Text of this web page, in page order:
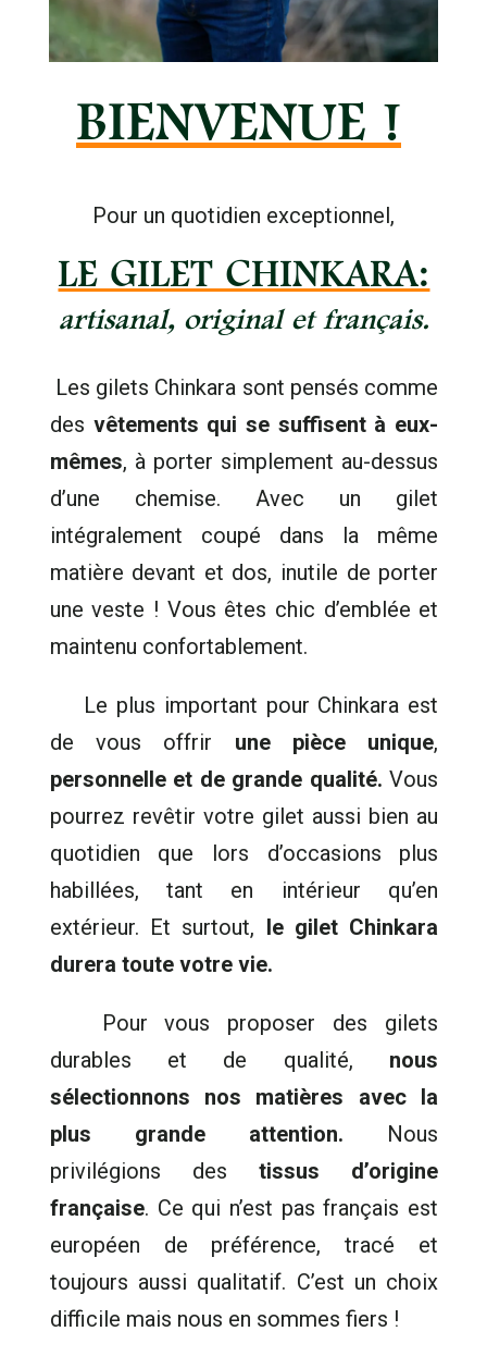
BIENVENUE !
Pour un quotidien exceptionnel,
LE GILET CHINKARA:
artisanal, original et français.
Les gilets Chinkara sont pensés comme
des vêtements qui se suffisent à eux-
mêmes, à porter simplement au-dessus
d’une chemise. Avec un gilet
intégralement coupé dans la même
matière devant et dos, inutile de porter
une veste ! Vous êtes chic d’emblée et
maintenu confortablement.
Le plus important pour Chinkara est
de vous offrir une pièce unique,
personnelle et de grande qualité. Vous
pourrez revêtir votre gilet aussi bien au
quotidien que lors d’occasions plus
habillées, tant en intérieur qu’en
extérieur. Et surtout, le gilet Chinkara
durera toute votre vie.
Pour vous proposer des gilets
durables et de qualité, nous
sélectionnons nos matières avec la
plus grande attention. Nous
privilégions des tissus d’origine
française. Ce qui n’est pas français est
européen de préférence, tracé et
toujours aussi qualitatif. C’est un choix
difficile mais nous en sommes fiers !